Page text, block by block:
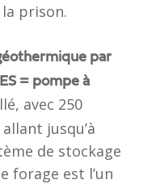
prison.
par
= pompe à
avec 250
jusqu’à
de stockage
forage est l’un